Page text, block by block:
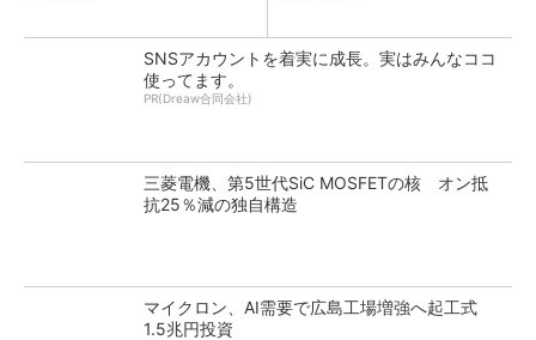
SNSアカウントを着実に成長。実はみんなココ
使ってます。
PR(Dreaw合同会社)
三菱電機、第5世代SiC MOSFETの核 オン抵
抗25％減の独自構造
マイクロン、AI需要で広島工場増強へ起工式
1.5兆円投資